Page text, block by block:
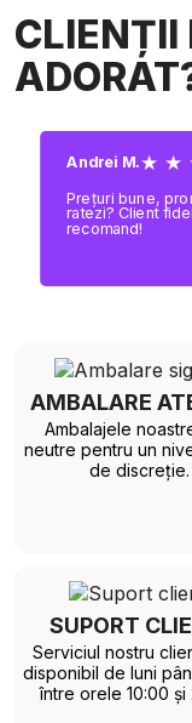
CLIENȚII
Andrei M.★ ★
Prețuri bune,
ratezi? Client
recomand!
AMBALARE
Ambalajele
neutre pentru un
de discreție.
SUPORT
Serviciul nostru
disponibil de luni
între orele 10:00 și